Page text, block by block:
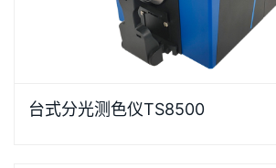
研发的分光测色仪，采用双阵列CMOS
台式分光测色仪TS8500